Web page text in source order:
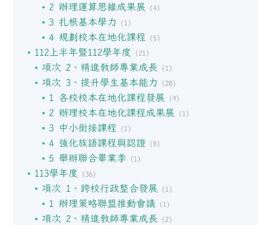
2 辦理運算思維成果展 (4)
3 扎根基本學力 (1)
4 規劃校本在地化課程 (5)
112上半年暨112學年度 (21)
項次 2、精進教師專業成長 (1)
項次 3、提升學生基本能力 (20)
1 各校校本在地化課程發展 (9)
2 辦理校本在地化課程成果展 (1)
3 中小銜接課程 (1)
4 強化族語課程與認證(8)
5 舉辦聯合畢業季 (1)
113學年度 (36)
項次 1、跨校行政整合發展 (1)
1 辦理策略聯盟推動會議(1)
項次 2、精進教師專業成長 (2)